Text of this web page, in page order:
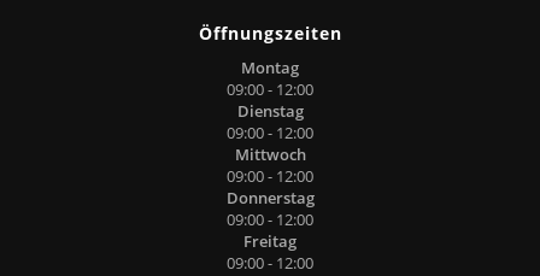
Öffnungszeiten
Montag
09:00 - 12:00
Dienstag
09:00 - 12:00
Mittwoch
09:00 - 12:00
Donnerstag
09:00 - 12:00
Freitag
09:00 - 12:00